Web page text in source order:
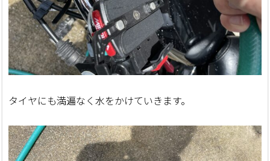
タイヤにも満遍なく水をかけていきます。